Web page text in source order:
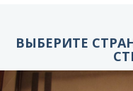
ВЫБЕРИТЕ